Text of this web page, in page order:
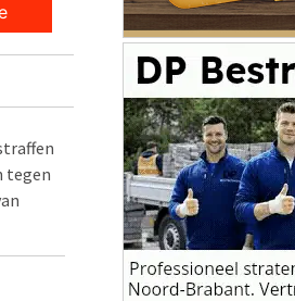
tegen